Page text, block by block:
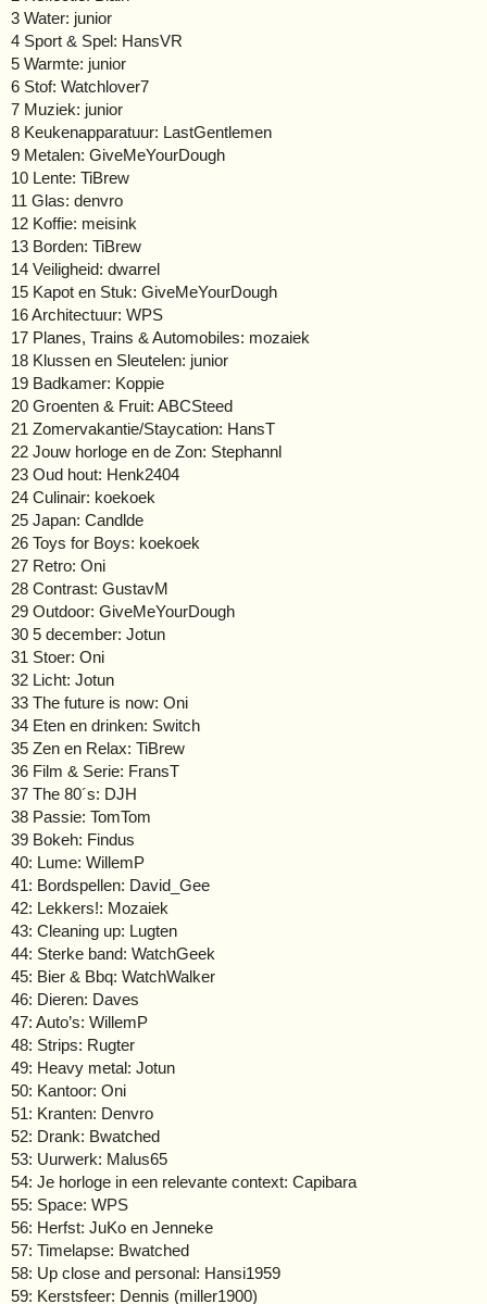
3 Water: junior
4 Sport & Spel: HansVR
5 Warmte: junior
6 Stof: Watchlover7
7 Muziek: junior
8 Keukenapparatuur: LastGentlemen
9 Metalen: GiveMeYourDough
10 Lente: TiBrew
11 Glas: denvro
12 Koffie: meisink
13 Borden: TiBrew
14 Veiligheid: dwarrel
15 Kapot en Stuk: GiveMeYourDough
16 Architectuur: WPS
17 Planes, Trains & Automobiles: mozaiek
18 Klussen en Sleutelen: junior
19 Badkamer: Koppie
20 Groenten & Fruit: ABCSteed
21 Zomervakantie/Staycation: HansT
22 Jouw horloge en de Zon: Stephannl
23 Oud hout: Henk2404
24 Culinair: koekoek
25 Japan: Candlde
26 Toys for Boys: koekoek
27 Retro: Oni
28 Contrast: GustavM
29 Outdoor: GiveMeYourDough
30 5 december: Jotun
31 Stoer: Oni
32 Licht: Jotun
33 The future is now: Oni
34 Eten en drinken: Switch
35 Zen en Relax: TiBrew
36 Film & Serie: FransT
37 The 80´s: DJH
38 Passie: TomTom
39 Bokeh: Findus
40: Lume: WillemP
41: Bordspellen: David_Gee
42: Lekkers!: Mozaiek
43: Cleaning up: Lugten
44: Sterke band: WatchGeek
45: Bier & Bbq: WatchWalker
46: Dieren: Daves
47: Auto’s: WillemP
48: Strips: Rugter
49: Heavy metal: Jotun
50: Kantoor: Oni
51: Kranten: Denvro
52: Drank: Bwatched
53: Uurwerk: Malus65
54: Je horloge in een relevante context: Capibara
55: Space: WPS
56: Herfst: JuKo en Jenneke
57: Timelapse: Bwatched
58: Up close and personal: Hansi1959
59: Kerstsfeer: Dennis (miller1900)